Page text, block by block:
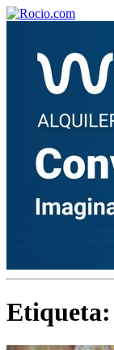
Etiqueta:
¿Cuántas